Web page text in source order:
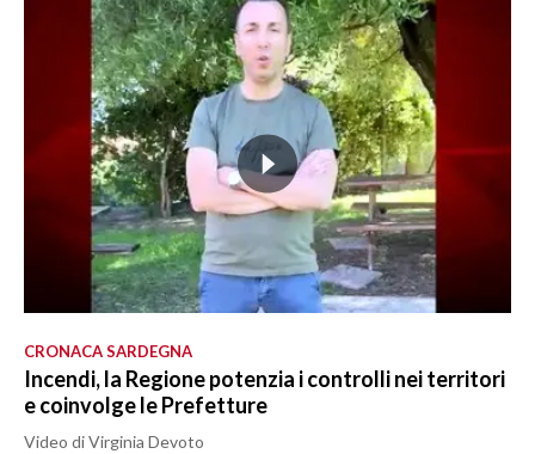
CRONACA SARDEGNA
Incendi, la Regione potenzia i controlli nei territori
e coinvolge le Prefetture
Video di Virginia Devoto